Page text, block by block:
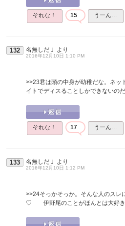
それな！ 15 うーん…
132 名無しだＪ より
2016年12月10日 1:10 PM
>>23君は頭の中身が幼稚だな。ネッ
イトでディスることしかできないのだ
それな！ 17 うーん…
133 名無しだＪ より
2016年12月10日 1:12 PM
>>24そっかそっか。そんな人のスレ
♡ 伊野尾のことがほんとは大好